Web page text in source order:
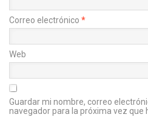
Correo electrónico *
Web
Guardar mi nombre, correo
navegador para la próxima vez que